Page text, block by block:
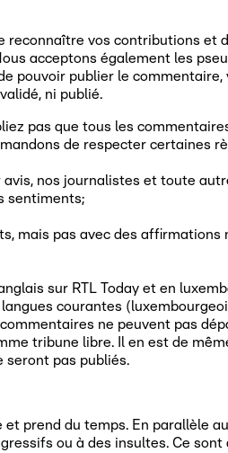
vos contributions et
acceptons également les
pouvoir publier le
ni publié.
pas que tous les
de respecter certaines
nos journalistes et toute
sentiments;
mais pas avec des affirmations
sur RTL Today et en
courantes
ne peuvent pas
tribune libre. Il en est de
seront pas publiés.
prend du temps. En parallèle
ou à des insultes. Ce